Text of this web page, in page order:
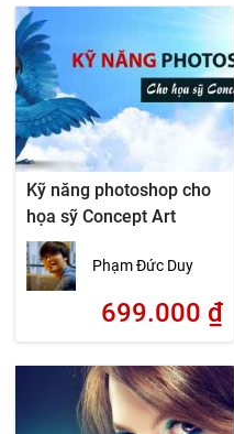
Kỹ năng photoshop cho
họa sỹ Concept Art
Phạm Đức Duy
699.000 ₫